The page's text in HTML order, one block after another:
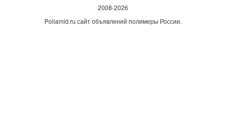
2008-2026
Poliamid.ru сайт объявлений полимеры России.